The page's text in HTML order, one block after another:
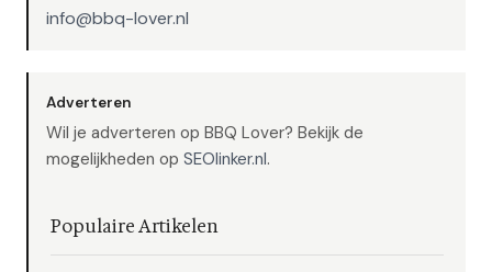
info@bbq-lover.nl
Adverteren
Wil je adverteren op BBQ Lover? Bekijk de
mogelijkheden op SEOlinker.nl.
Populaire Artikelen